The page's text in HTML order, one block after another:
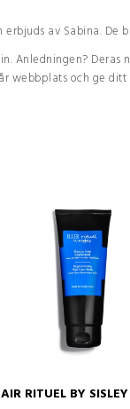
av Sabina. De
Anledningen?
webbplats och ge ditt
RITUEL BY SISLEY